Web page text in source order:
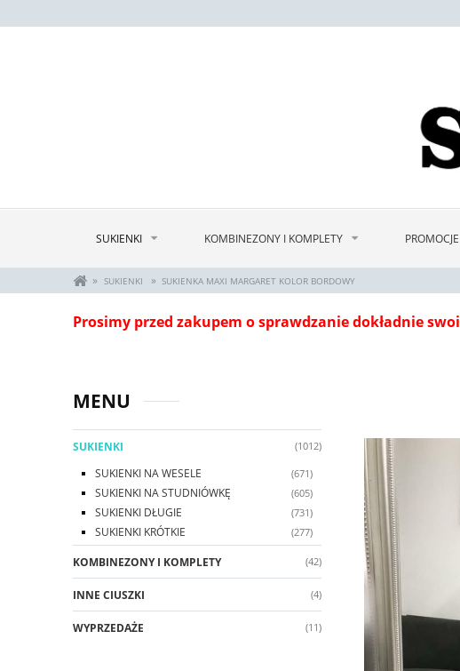
SUKIENKI KOMBINEZONY I KOMPLETY PROMOCJE
» SUKIENKI » SUKIENKA MAXI MARGARET KOLOR BORDOWY
Prosimy przed zakupem o sprawdzanie dokładnie
MENU
SUKIENKI (1012)
SUKIENKI NA WESELE (671)
SUKIENKI NA STUDNIÓWKĘ (605)
SUKIENKI DŁUGIE (731)
SUKIENKI KRÓTKIE (277)
KOMBINEZONY I KOMPLETY (42)
INNE CIUSZKI (4)
WYPRZEDAŻE (11)